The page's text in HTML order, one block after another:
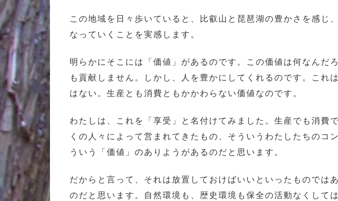
この地域を日々歩いていると、比叡山と琵琶湖の豊かさを感じ
なっていくことを実感します。
明らかにそこには「価値」があるのです。この価値は何なん
も貢献しません。しかし、人を豊かにしてくれるのです。こ
はない。生産とも消費ともかかわらない価値なのです。
わたしは、これを「享受」と名付けてみました。生産でも消費
くの人々によって営まれてきたもの、そういうわたしたちのコ
ういう「価値」のありようがあるのだと思います。
だからと言って、それは放置しておけばいいといったものでは
のだと思います。自然環境も、歴史環境も保全の活動なくして